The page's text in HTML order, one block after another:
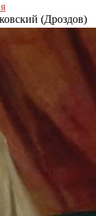
(Дроздов)